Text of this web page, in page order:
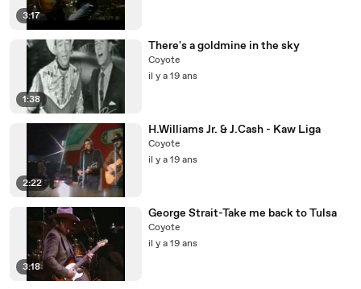
3:17
1:38
There's a goldmine in the sky
Coyote
il y a 19 ans
2:22
H.Williams Jr. & J.Cash - Kaw Liga
Coyote
il y a 19 ans
3:18
George Strait-Take me back to Tulsa
Coyote
il y a 19 ans